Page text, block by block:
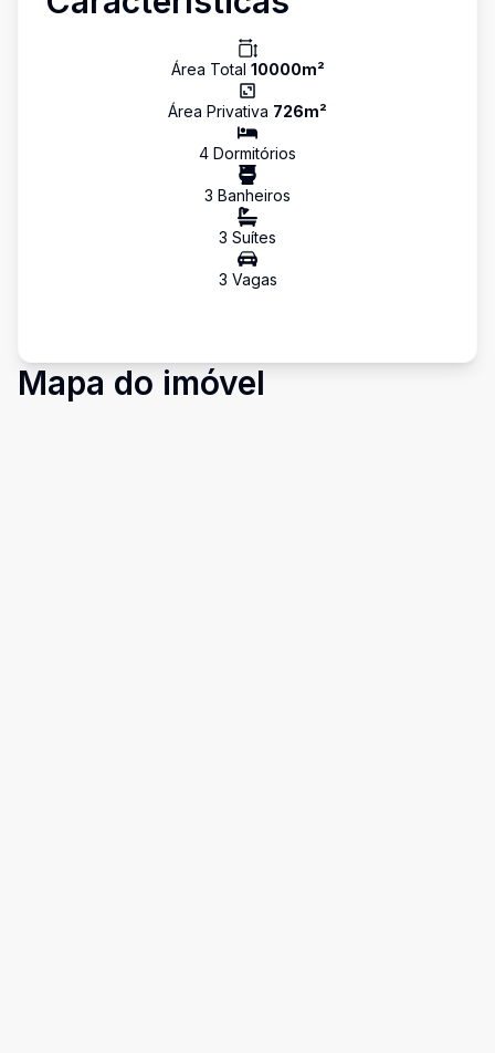
Área Total 10000m²
Área Privativa 726m²
4 Dormitórios
3 Banheiros
3 Suítes
3 Vagas
Mapa do imóvel